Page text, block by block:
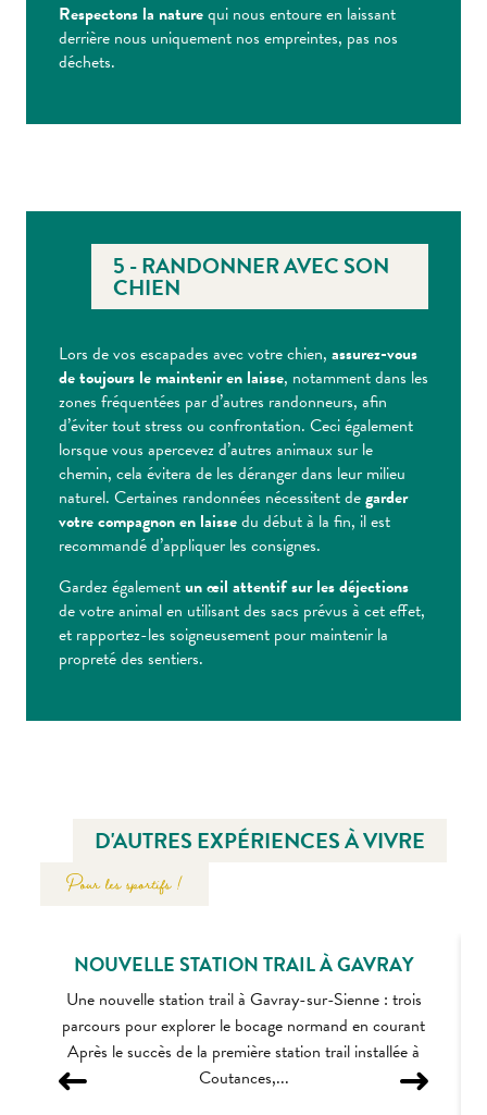
Respectons la naturequi nous entoure en laissant
derrière nous uniquement nos empreintes, pas nos
déchets.
5 - RANDONNER AVEC SON
CHIEN
Lors de vos escapades avec votre chien, assurez-vous
de toujours le maintenir en laisse, notamment dans les
zones fréquentées par d’autres randonneurs, afin
d’éviter tout stress ou confrontation. Ceci également
lorsque vous apercevez d’autres animaux sur le
chemin, cela évitera de les déranger dans leur milieu
naturel. Certaines randonnées nécessitent degarder
votre compagnon en laissedu début à la fin, il est
recommandé d’appliquer les consignes.
Gardez égalementun œil attentif sur les déjections
de votre animal en utilisant des sacs prévus à cet effet,
et rapportez-les soigneusement pour maintenir la
propreté des sentiers.
D'AUTRES EXPÉRIENCES À VIVRE
Pour les sportifs !
NOUVELLE STATION TRAIL À GAVRAY
Une nouvelle station trail à Gavray-sur-Sienne : trois
parcours pour explorer le bocage normand en courant
Après le succès de la première station trail installée à
Coutances,...